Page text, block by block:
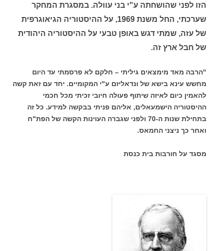
הזו לפני שהושחתה ע"י בני עוולה. במסגרת המחקר
שערכתי, החל משנת 1969, על ההיסטוריה הגיאוגרפית
של עזה, שמתי דגש באופן טבעי על ההיסטוריה היהודית
של חבל ארץ זה.
"הרבה מאד מימצאים גיליתי – חלקם לא פרסמתי עד היום
מחשש עינא בישא של ונדאליזם ע"י המקומיים. יחד עם זאת קשה
להאמין כיום לאיזה שיתוף פעולה חיובי זכיתי מכל חכמי
ההיסטוריה הישמעאלים, אליהם פניתי בבקשה למידע. כל זה
בתחילת שנות ה-70 ולפני שגברה העוינות הקשה של הפת"ח
ואחר כך ניצני החמאס.
מסגד על חורבות בית כנסת